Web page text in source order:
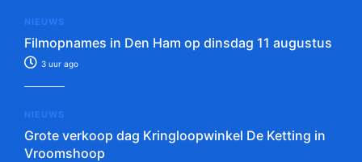
NIEUWS
Filmopnames in Den Ham op dinsdag 11 augustus
3 uur ago
NIEUWS
Grote verkoop dag Kringloopwinkel De Ketting in
Vroomshoop